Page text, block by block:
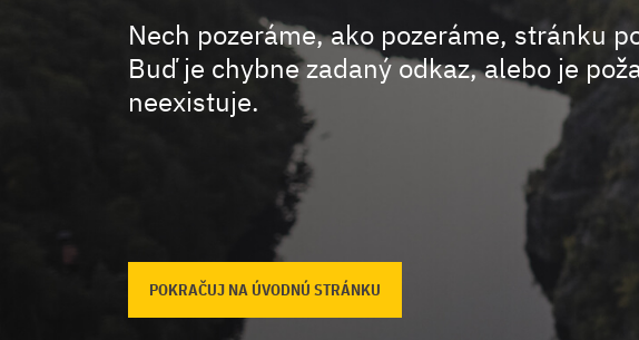
Nech pozeráme, ako pozeráme, stránku
Buď je chybne zadaný odkaz, alebo je
neexistuje.
POKRAČUJ NA ÚVODNÚ STRÁNKU